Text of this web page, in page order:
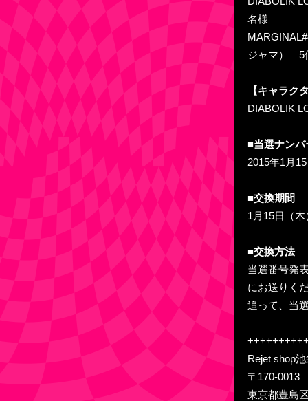
名様
ジャマ）
【キャラク
DIABOLIK
■当選ナン
2015年1月
■交換期間
1月15日（
■交換方法
当選番号発
にお送りく
追って、当
Rejet shop
〒170-0013
東京都豊島